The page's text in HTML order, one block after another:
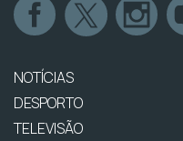
NOTÍCIAS
DESPORTO
TELEVISÃO